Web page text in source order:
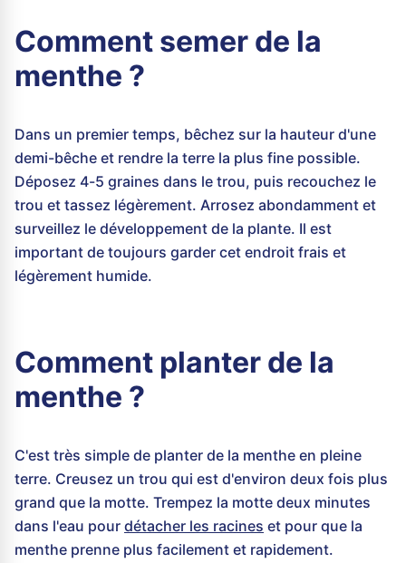
Comment semer de la
menthe ?
Dans un premier temps, bêchez sur la hauteur d'une
demi-bêche et rendre la terre la plus fine possible.
Déposez 4-5 graines dans le trou, puis recouchez le
trou et tassez légèrement. Arrosez abondamment et
surveillez le développement de la plante. Il est
important de toujours garder cet endroit frais et
légèrement humide.
Comment planter de la
menthe ?
C'est très simple de planter de la menthe en pleine
terre. Creusez un trou qui est d'environ deux fois plus
grand que la motte. Trempez la motte deux minutes
dans l'eau pour détacher les racines et pour que la
menthe prenne plus facilement et rapidement.